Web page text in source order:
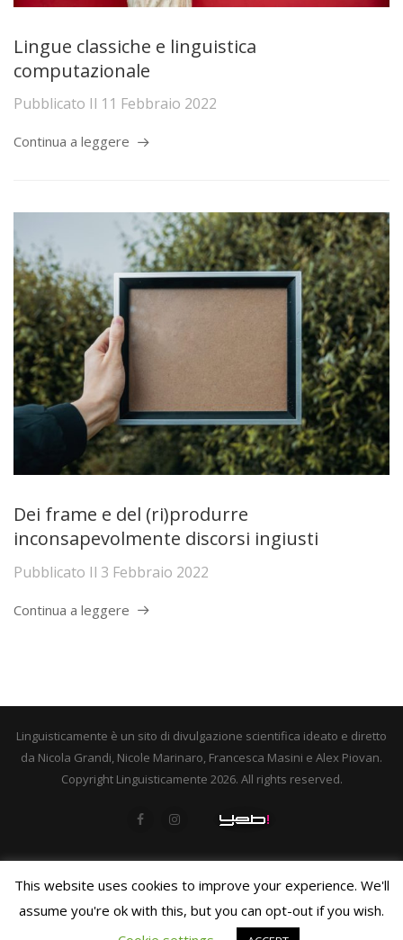
Lingue classiche e linguistica
computazionale
Pubblicato Il 11 Febbraio 2022
Continua a leggere
Dei frame e del (ri)produrre
inconsapevolmente discorsi ingiusti
Pubblicato Il 3 Febbraio 2022
Continua a leggere
Linguisticamente è un sito di divulgazione scientifica ideato e diretto
da Nicola Grandi, Nicole Marinaro, Francesca Masini e Alex Piovan.
Copyright Linguisticamente 2026. All rights reserved.
This website uses cookies to improve your experience. We'll
assume you're ok with this, but you can opt-out if you wish.